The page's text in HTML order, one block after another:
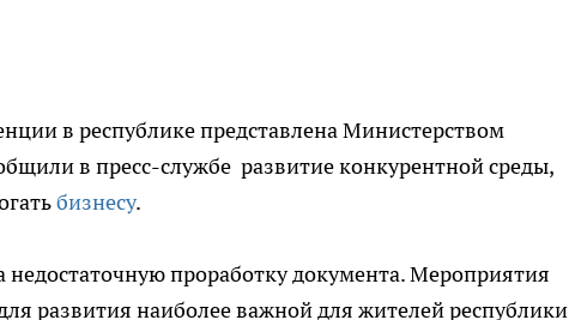
в республике представлена Министерством
в пресс-службе развитие конкурентной среды,
бизнесу.
проработку документа. Мероприятия
развития наиболее важной для жителей республики